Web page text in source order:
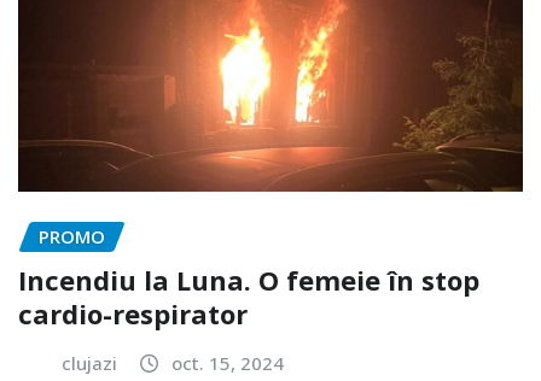
PROMO
Incendiu la Luna. O femeie în stop
cardio-respirator
clujazi oct. 15, 2024